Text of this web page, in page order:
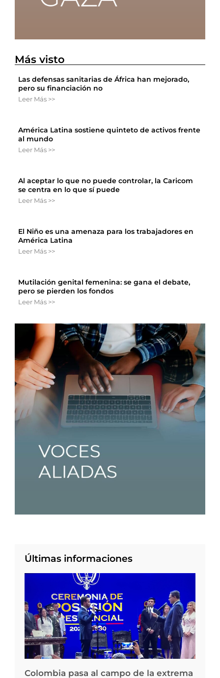
Más visto
Las defensas sanitarias de África han mejorado,
pero su financiación no
Leer Más >>
América Latina sostiene quinteto de activos frente
al mundo
Leer Más >>
Al aceptar lo que no puede controlar, la Caricom
se centra en lo que sí puede
Leer Más >>
El Niño es una amenaza para los trabajadores en
América Latina
Leer Más >>
Mutilación genital femenina: se gana el debate,
pero se pierden los fondos
Leer Más >>
Últimas informaciones
Colombia pasa al campo de la extrema